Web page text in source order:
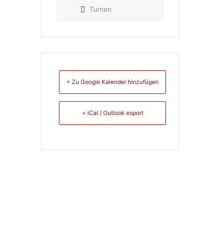
Turnen
+ Zu Google Kalender hinzufügen
+ iCal / Outlook export